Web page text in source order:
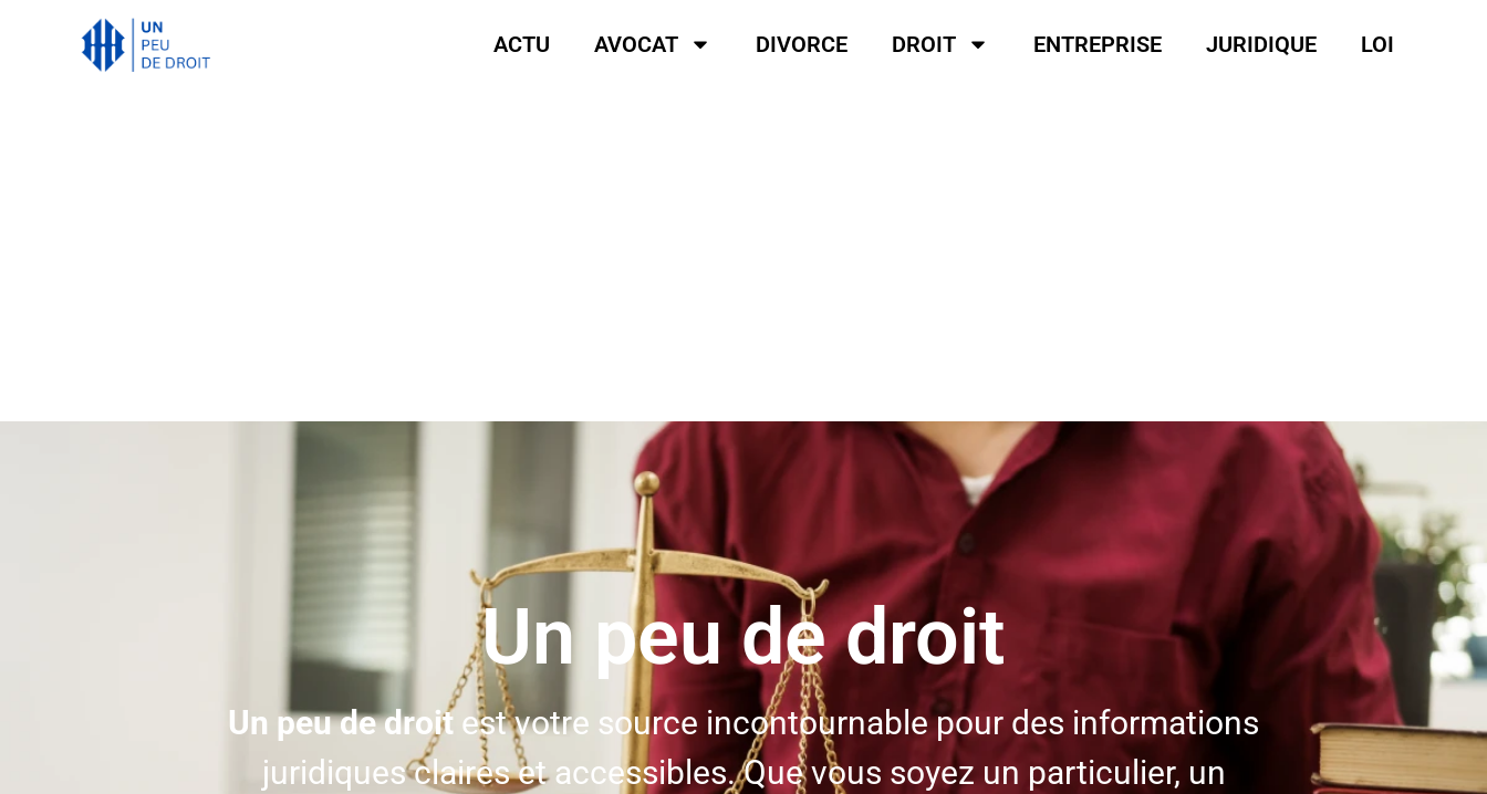
ACTU AVOCAT DIVORCE DROIT ENTREPRISE JURIDIQUE LOI
Un peu de droit
Un peu de droit est votre source incontournable pour des informations
juridiques claires et accessibles. Que vous soyez un particulier, un